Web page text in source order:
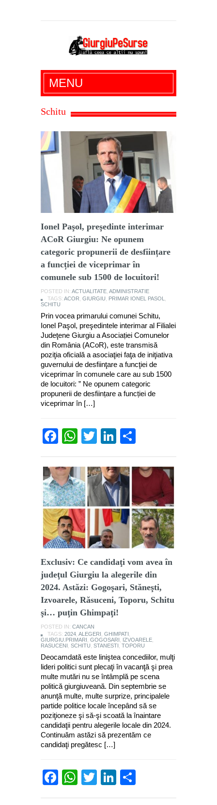
Giurgiu Pe Surse – actualitate giurgiu,
administratie giurgiu, stiri politice, social
economic, editoriale giurgiu, dezvaluiri,
MENU
Schitu
Ionel Paşol, preşedinte interimar
ACoR Giurgiu: Ne opunem
categoric propunerii de desființare
a funcției de viceprimar în
comunele sub 1500 de locuitori!
POSTED IN: ACTUALITATE ADMINISTRATIE
TAGS: ACOR GIURGIU PRIMAR IONEL PASOL
SCHITU
Prin vocea primarului comunei Schitu,
Ionel Paşol, preşedintele interimar al Filialei
Judeţene Giurgiu a Asociației Comunelor
din România (ACoR), este transmisă
poziţia oficială a asociaţiei faţa de iniţiativa
guvernului de desfiinţare a funcţiei de
viceprimar în comunele care au sub 1500
de locuitori: ” Ne opunem categoric
propunerii de desființare a funcției de
viceprimar în […]
Facebook
WhatsApp
TwitterLinkedIn
Exclusiv: Ce candidaţi vom avea în
judeţul Giurgiu la alegerile din
2024. Astăzi: Gogoşari, Stăneşti,
Izvoarele, Răsuceni, Toporu, Schitu
şi… puţin Ghimpaţi!
POSTED IN: CANCAN
TAGS: 2024 ALEGERI GHIMPATI
GIURGIU.PRIMARI GOGOSARI IZVOARELE
RASUCENI SCHITU STANESTI TOPORU
Deocamdată este liniştea concediilor, mulţi
lideri politici sunt plecaţi în vacanţă şi prea
multe mutări nu se întâmplă pe scena
politică giurgiuveană. Din septembrie se
anunţă multe, multe surprize, principalele
partide politice locale începând să se
poziţioneze şi să-şi scoată la înaintare
candidaţii pentru alegerile locale din 2024.
Continuăm astăzi să prezentăm ce
candidaţi pregătesc […]
Facebook
WhatsApp
TwitterLinkedIn